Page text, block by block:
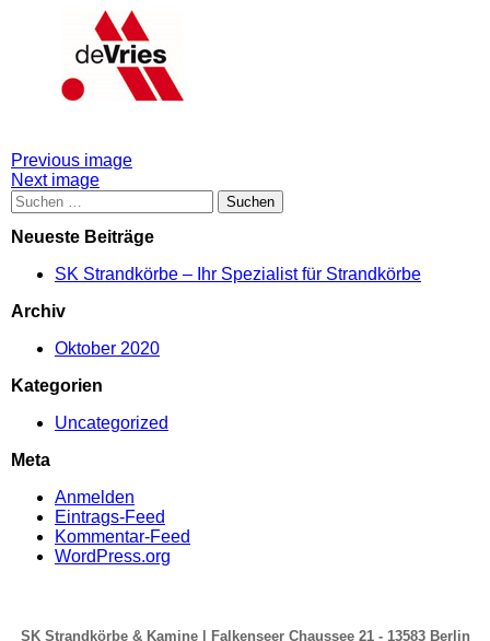
Attachment
post
navigation
Previous image
Next image
Suchen
nach:
Neueste Beiträge
SK Strandkörbe – Ihr Spezialist für Strandkörbe
Archiv
Oktober 2020
Kategorien
Uncategorized
Meta
Anmelden
Eintrags-Feed
Kommentar-Feed
WordPress.org
SK Strandkörbe & Kamine | Falkenseer Chaussee 21 - 13583 Berlin